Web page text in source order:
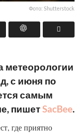
Фото: Shutterstock
метеорологии
с июня по
самым
пишетSacBee.
где приятно